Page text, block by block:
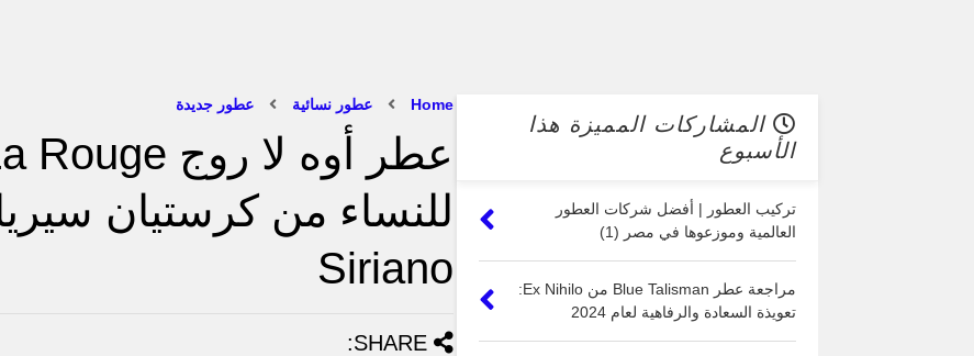
Home عطور نسائية عطور جديدة
Siriano
SHARE:
المشاركات المميزة هذا
الأسبوع
تركيب العطور | أفضل شركات العطور
العالمية وموزعوها في مصر (1)
مراجعة عطر Blue Talisman من Ex Nihilo:
تعويذة السعادة والرفاهية لعام 2024